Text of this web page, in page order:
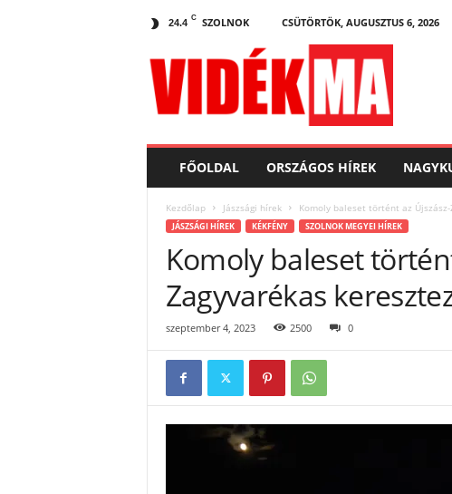
24.4 C SZOLNOK CSÜTÖRTÖK, AUGUSZTUS 6, 2026
d
FŐOLDAL ORSZÁGOS HÍREK
Kezdőlap Jászsági hírek Komoly baleset történt az
JÁSZSÁGI HÍREK KÉKFÉNY SZOLNOK MEGYEI HÍREK
Komoly baleset
Zagyvarékas
szeptember 4, 2023 2500 0